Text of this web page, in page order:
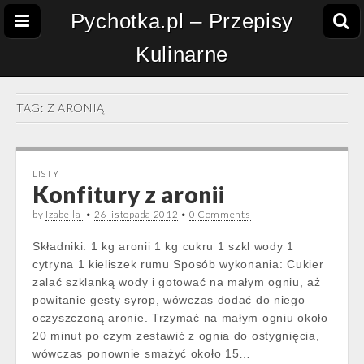
Pychotka.pl – Przepisy
Kulinarne
TAG: Z ARONIĄ
LISTY
Konfitury z aronii
by Izabella • 26 listopada 2012 • 0 Comments
Składniki: 1 kg aronii 1 kg cukru 1 szkl wody 1
cytryna 1 kieliszek rumu Sposób wykonania: Cukier
zalać szklanką wody i gotować na małym ogniu, aż
powitanie gesty syrop, wówczas dodać do niego
oczyszczoną aronie. Trzymać na małym ogniu około
20 minut po czym zestawić z ognia do ostygnięcia,
wówczas ponownie smażyć około 15…